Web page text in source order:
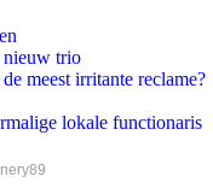
nieuw trio
meest irritante reclame?
lokale functionaris